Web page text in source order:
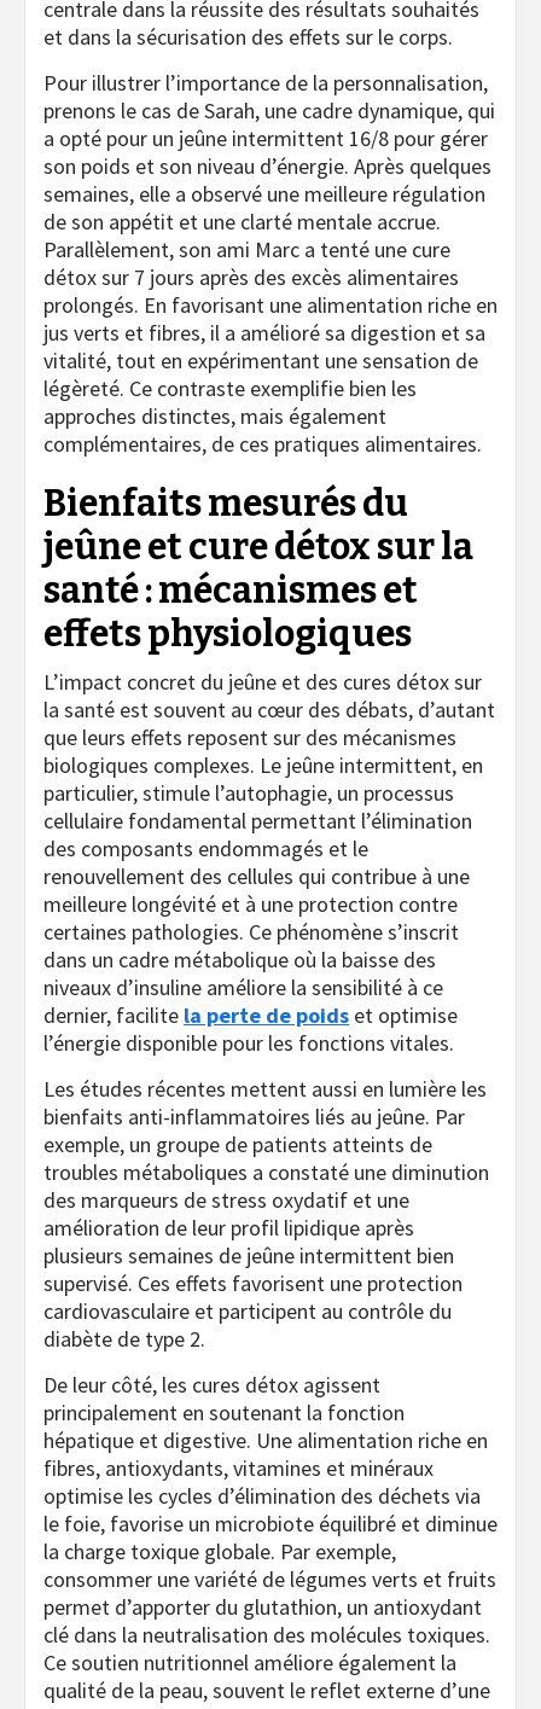
centrale dans la réussite des résultats souhaités
et dans la sécurisation des effets sur le corps.
Pour illustrer l’importance de la personnalisation,
prenons le cas de Sarah, une cadre dynamique, qui
a opté pour un jeûne intermittent 16/8 pour gérer
son poids et son niveau d’énergie. Après quelques
semaines, elle a observé une meilleure régulation
de son appétit et une clarté mentale accrue.
Parallèlement, son ami Marc a tenté une cure
détox sur 7 jours après des excès alimentaires
prolongés. En favorisant une alimentation riche en
jus verts et fibres, il a amélioré sa digestion et sa
vitalité, tout en expérimentant une sensation de
légèreté. Ce contraste exemplifie bien les
approches distinctes, mais également
complémentaires, de ces pratiques alimentaires.
Bienfaits mesurés du
jeûne et cure détox sur la
santé : mécanismes et
effets physiologiques
L’impact concret du jeûne et des cures détox sur
la santé est souvent au cœur des débats, d’autant
que leurs effets reposent sur des mécanismes
biologiques complexes. Le jeûne intermittent, en
particulier, stimule l’autophagie, un processus
cellulaire fondamental permettant l’élimination
des composants endommagés et le
renouvellement des cellules qui contribue à une
meilleure longévité et à une protection contre
certaines pathologies. Ce phénomène s’inscrit
dans un cadre métabolique où la baisse des
niveaux d’insuline améliore la sensibilité à ce
dernier, facilite la perte de poids et optimise
l’énergie disponible pour les fonctions vitales.
Les études récentes mettent aussi en lumière les
bienfaits anti-inflammatoires liés au jeûne. Par
exemple, un groupe de patients atteints de
troubles métaboliques a constaté une diminution
des marqueurs de stress oxydatif et une
amélioration de leur profil lipidique après
plusieurs semaines de jeûne intermittent bien
supervisé. Ces effets favorisent une protection
cardiovasculaire et participent au contrôle du
diabète de type 2.
De leur côté, les cures détox agissent
principalement en soutenant la fonction
hépatique et digestive. Une alimentation riche en
fibres, antioxydants, vitamines et minéraux
optimise les cycles d’élimination des déchets via
le foie, favorise un microbiote équilibré et diminue
la charge toxique globale. Par exemple,
consommer une variété de légumes verts et fruits
permet d’apporter du glutathion, un antioxydant
clé dans la neutralisation des molécules toxiques.
Ce soutien nutritionnel améliore également la
qualité de la peau, souvent le reflet externe d’une